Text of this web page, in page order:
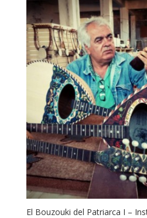
El Bouzouki del Patriarca I –